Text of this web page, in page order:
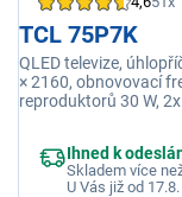
TCL 75P7K
QLED televize,
× 2160, obnovovací
reproduktorů 30 W, 2x
Ihned k
Skladem více
U Vás již od 17.8.